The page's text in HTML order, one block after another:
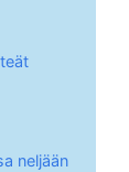
neljään